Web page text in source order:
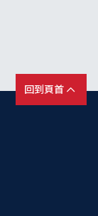
回到頁首